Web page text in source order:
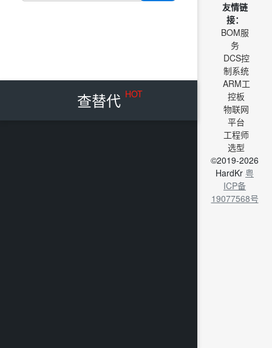
查替代 HOT
友情链
接：
BOM服
务
DCS控
制系统
ARM工
控板
物联网
平台
工程师
选型
©2019-2026
HardKr 粤
ICP备
19077568号